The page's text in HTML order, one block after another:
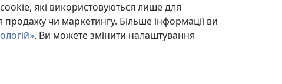
які використовуються лише для
чи маркетингу. Більше інформації ви
. Ви можете змінити налаштування